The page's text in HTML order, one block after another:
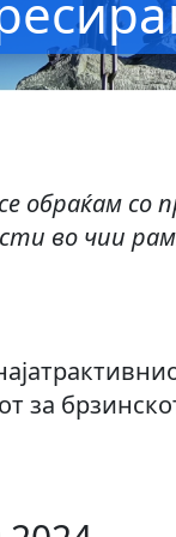
со
во чии
за